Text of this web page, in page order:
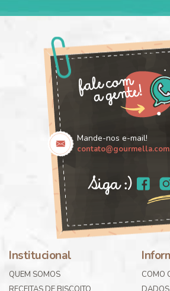
Mande-nos e-mail!
Institucional
QUEM SOMOS
COMO